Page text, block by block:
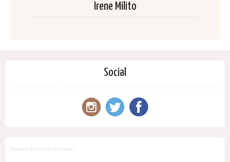
Irene Milito
Social
Motore di ricerca di ricette